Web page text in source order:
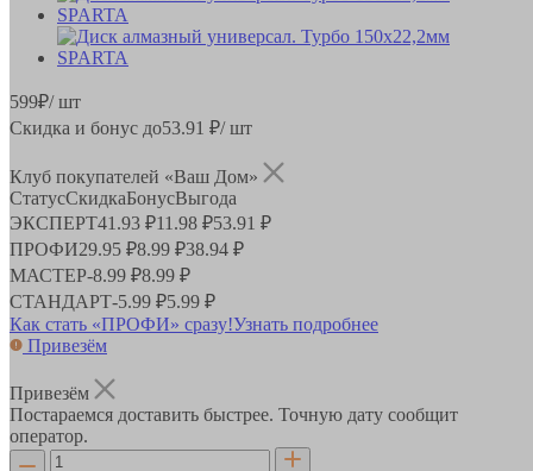
599₽/ шт
Скидка и бонус до53.91 ₽/ шт
Клуб покупателей «Ваш Дом»
СтатусСкидкаБонусВыгода
ЭКСПЕРТ41.93 ₽11.98 ₽53.91 ₽
ПРОФИ29.95 ₽8.99 ₽38.94 ₽
МАСТЕР-8.99 ₽8.99 ₽
СТАНДАРТ-5.99 ₽5.99 ₽
Как стать «ПРОФИ» сразу!Узнать подробнее
Привезём
Привезём
Постараемся доставить быстрее. Точную дату сообщит
оператор.